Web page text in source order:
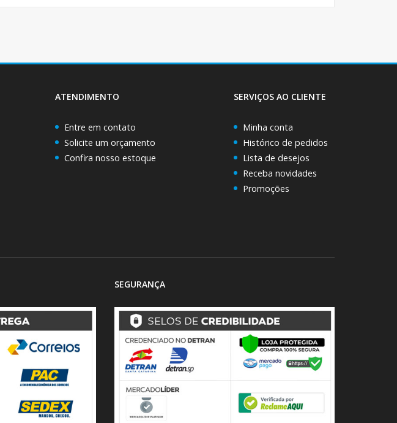
ATENDIMENTO
Entre em contato
Solicite um orçamento
Confira nosso estoque
SERVIÇOS AO CLIENTE
Minha conta
Histórico de pedidos
Lista de desejos
Receba novidades
Promoções
SEGURANÇA